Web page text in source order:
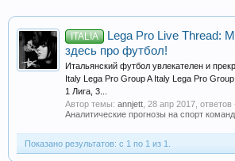
ITALIA
Lega Pro Live Thread:
здесь про футбол!
Итальянский футбол увлекателен и
Italy Lega Pro Group A Italy Lega Pro
1 Лига, 3...
Автор темы: annjett 28 апр 2017 ,
Аналитические прогнозы на спорт
Показано результатов: с 1 по 1 из 1.